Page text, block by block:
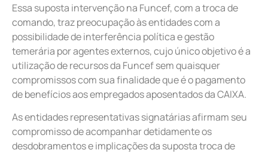
Essa suposta intervenção na Funcef, com a troca de
comando, traz preocupação às entidades com a
possibilidade de interferência política e gestão
temerária por agentes externos, cujo único objetivo é a
utilização de recursos da Funcef sem quaisquer
compromissos com sua finalidade que é o pagamento
de benefícios aos empregados aposentados da CAIXA.
As entidades representativas signatárias afirmam seu
compromisso de acompanhar detidamente os
desdobramentos e implicações da suposta troca de